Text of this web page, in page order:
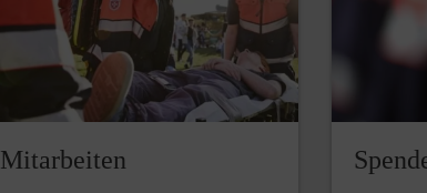
Mitarbeiten